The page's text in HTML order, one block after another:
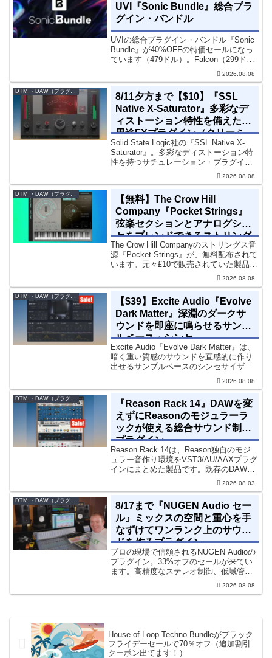
UVI『Sonic Bundle』総合プラ
グイン・バンドル
UVIの総合プラグイン・バンドル『Sonic
Bundle』が40%OFFの特価セールになっ
ています（479ドル）。Falcon（299ド
ル）も入っています。UVI Sonic Bundle
Sale - 40% OFF＊セール終了予定日：...
2026.08.08
DTM ・DAW（プラグイン、シンセなど）のセール情報
8/11夕方まで【$10】『SSL
Native X-Saturator』多彩なデ
ィストーション特性を備えた多
用途FXプラグイン（クリーミ
ィ＆ウォームなサウンド）
Solid State Logic社の『SSL Native X-
Saturator』。多彩なディストーション特
性を持つサチュレーション・プラグイン
です。音楽制作者、エンジニアの間でも
評価の高い製品です。競合するサチュレ
2026.08.08
【無料】The Crow Hill
Company『Pocket Strings』
弦楽セクションとアナログシン
セをブレンドできるストリング
ス音源プラグイン
The Crow Hill Companyのストリングス音
源『Pocket Strings』が、無料配布されて
います。元々£10で販売されていた製品で
す。『Pocket Strings』についてPocket
2026.08.08
【$39】Excite Audio『Evolve
Dark Matter』深淵のダークサ
ウンドを即座に鳴らせるサンプ
ルベース・シンセ
Excite Audio『Evolve Dark Matter』は、
暗く重い質感のサウンドを直感的に作り
出せるサンプルベースのシンセサイザー
です。ダークD&Bやアトモスフェリッ
ク・テクノ、シネマティック作品に適し
2026.08.08
DTM ・DAW（プラグイン、シンセなど）のセール情報
『Reason Rack 14』DAWを変
えずにReasonのモジュラーラ
ックが使える総合サウンド制作
プラグイン
Reason Rack 14は、Reason独自のモジ
ュラー音作り環境をVST3/AU/AAXプラグ
インにまとめた製品です。既存のDAWを
乗り換えることなく、68種類のシンセや
エフェクト、CV配線をそのままトラック
2026.08.03
DTM ・DAW（プラグイン、シンセなど）のセール情報
8/17まで『NUGEN Audio セー
ル』ミックスの空間と重心を手
なずけてワンランク上のサウン
ドを作るプラグイン
プロの現場で信頼されるNUGEN Audioの
プラグイン。33%オフのセールが来てい
ます。高精度なステレオ制御、低域管
理、リバーブツールが揃っています。モ
2026.08.08
House of Loop Techno Bundleがブラック
フライデーセールで70％オフ（追加割引
クーポン出てます！）